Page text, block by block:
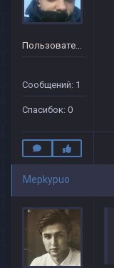
Пользователь
Сообщений: 1
Спасибок: 0
Mepkypuo